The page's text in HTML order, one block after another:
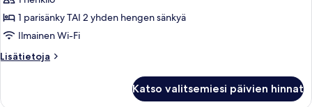
huone
yhdelle
1 parisänky TAI 2 yhden hengen sänkyä
Ilmainen Wi-Fi
Lisätietoja
Lisätietoja
Katso valitsemiesi päivien hinnat